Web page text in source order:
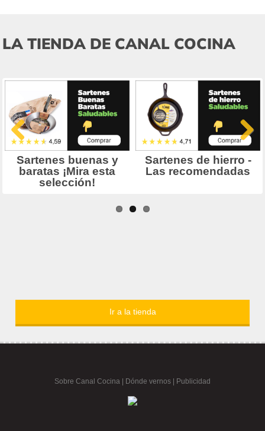
LA TIENDA DE CANAL COCINA
Ir a la tienda
Sobre Canal Cocina Dónde vernos | Publicidad